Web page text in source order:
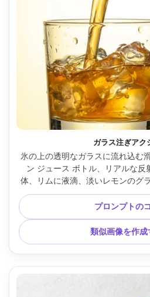
ガラス注ぎアク
氷の上の透明なガラスに流れ込む
ン ジュース ボトル、リアルな反
体、リムに液滴、淡いレモンのグ
なスタジオ背景、Sony A1、
写真、超リアル、注ぎにシ
プロンプトの
類似画像を作